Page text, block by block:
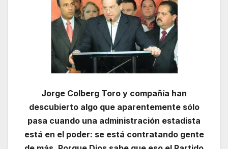
Jorge Colberg Toro y compañía han
descubierto algo que aparentemente sólo
pasa cuando una administración estadista
está en el poder: se está contratando gente